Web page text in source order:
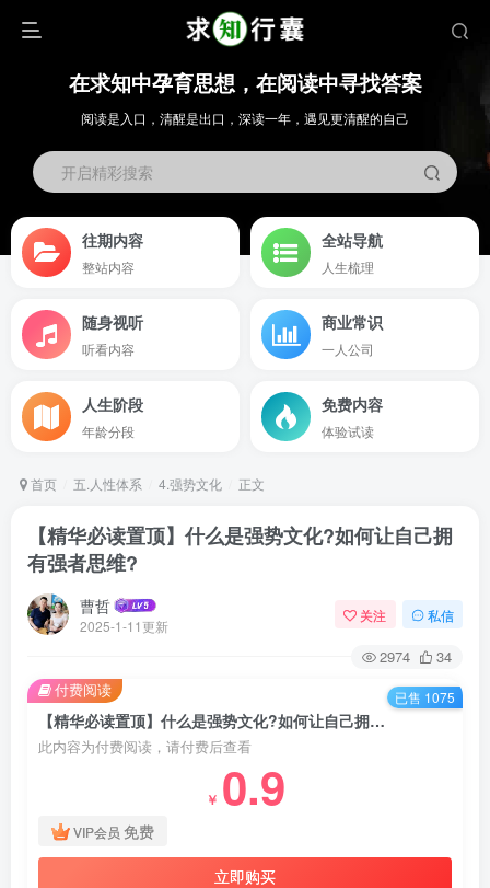
在求知中孕育思想，在阅读中寻找答案
阅读是入口，清醒是出口，深读一年，遇见更清醒的自己
开启精彩搜索
往期内容
整站内容
全站导航
人生梳理
随身视听
听看内容
商业常识
一人公司
人生阶段
年龄分段
免费内容
体验试读
首页 五.人性体系 4.强势文化 正文
【精华必读置顶】什么是强势文化?如何让自己拥
有强者思维?
曹哲
2025-1-11更新
关注 私信
2974 34
【精华必读置顶】什么是强势文化?如何让自己拥有强者思维?
此内容为付费阅读，请付费后查看
￥ 0.9
VIP会员 免费
立即购买
付费阅读 已售 1075